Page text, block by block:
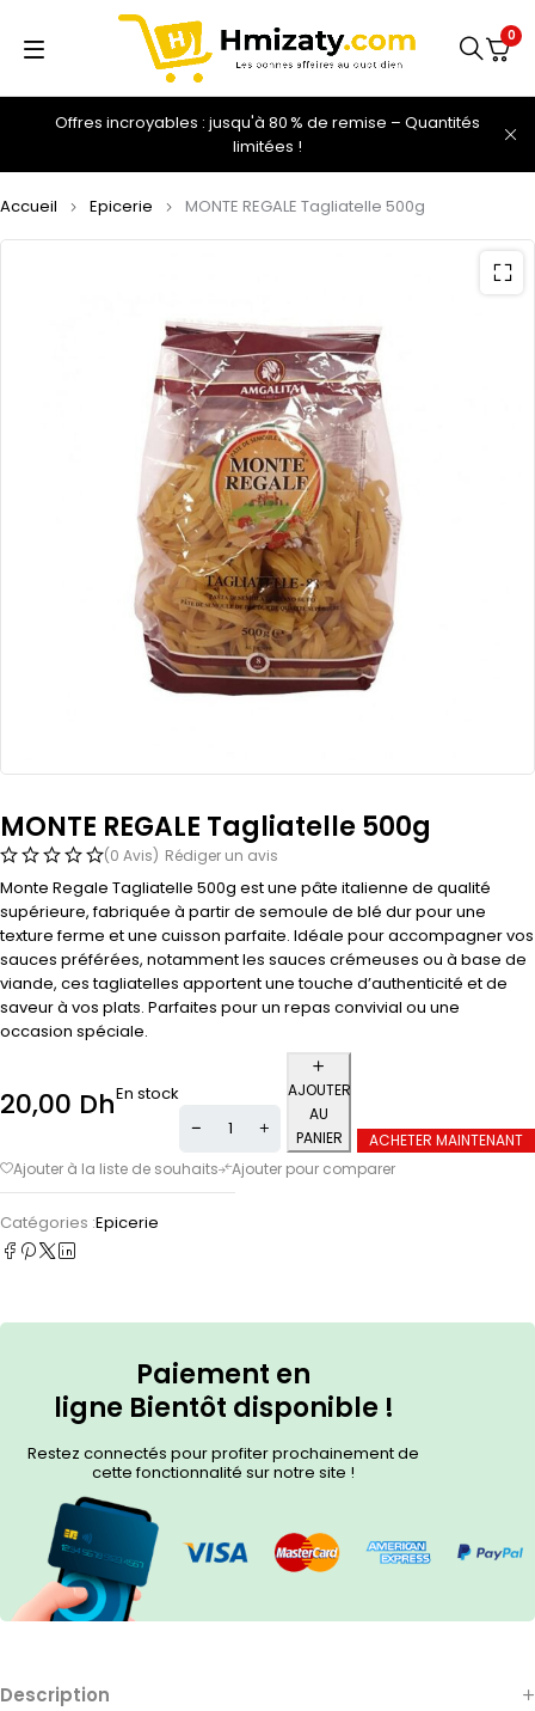
Offres incroyables : jusqu'à 80 % de remise – Quantités
limitées !
0
Accueil Epicerie MONTE REGALE Tagliatelle 500g
MONTE REGALE Tagliatelle 500g
(0 Avis) Rédiger un avis
Monte Regale Tagliatelle 500g est une pâte italienne de qualité
supérieure, fabriquée à partir de semoule de blé dur pour une
texture ferme et une cuisson parfaite. Idéale pour accompagner vos
sauces préférées, notamment les sauces crémeuses ou à base de
viande, ces tagliatelles apportent une touche d’authenticité et de
saveur à vos plats. Parfaites pour un repas convivial ou une
occasion spéciale.
20,00 DhEn stock
AJOUTER
AU
PANIER
ACHETER MAINTENANT
Catégories :Epicerie
Paiement en
ligne Bientôt disponible !
Restez connectés pour profiter prochainement de
cette fonctionnalité sur notre site !
Description